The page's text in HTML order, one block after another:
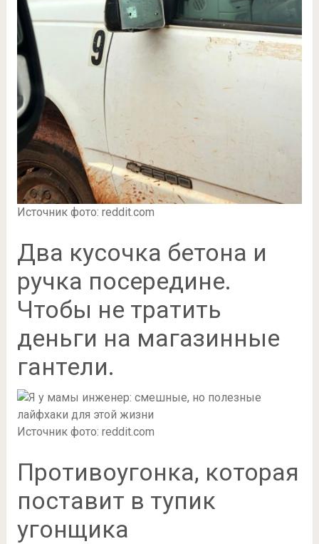
Источник фото: reddit.com
Два кусочка бетона и
ручка посередине.
Чтобы не тратить
деньги на магазинные
гантели.
Источник фото: reddit.com
Противоугонка, которая
поставит в тупик
угонщика